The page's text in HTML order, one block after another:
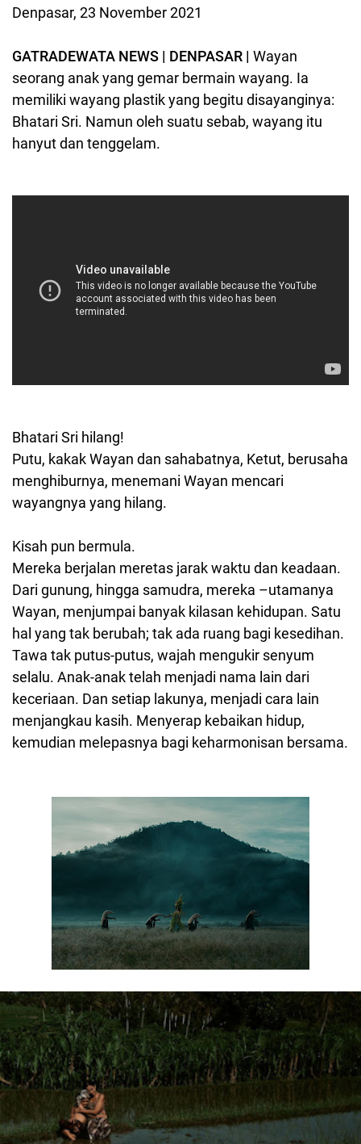
Denpasar, 23 November 2021
GATRADEWATA NEWS | DENPASAR | Wayan
seorang anak yang gemar bermain wayang. Ia
memiliki wayang plastik yang begitu disayanginya:
Bhatari Sri. Namun oleh suatu sebab, wayang itu
hanyut dan tenggelam.
Bhatari Sri hilang!
Putu, kakak Wayan dan sahabatnya, Ketut, berusaha
menghiburnya, menemani Wayan mencari
wayangnya yang hilang.
Kisah pun bermula.
Mereka berjalan meretas jarak waktu dan keadaan.
Dari gunung, hingga samudra, mereka –utamanya
Wayan, menjumpai banyak kilasan kehidupan. Satu
hal yang tak berubah; tak ada ruang bagi kesedihan.
Tawa tak putus-putus, wajah mengukir senyum
selalu. Anak-anak telah menjadi nama lain dari
keceriaan. Dan setiap lakunya, menjadi cara lain
menjangkau kasih. Menyerap kebaikan hidup,
kemudian melepasnya bagi keharmonisan bersama.